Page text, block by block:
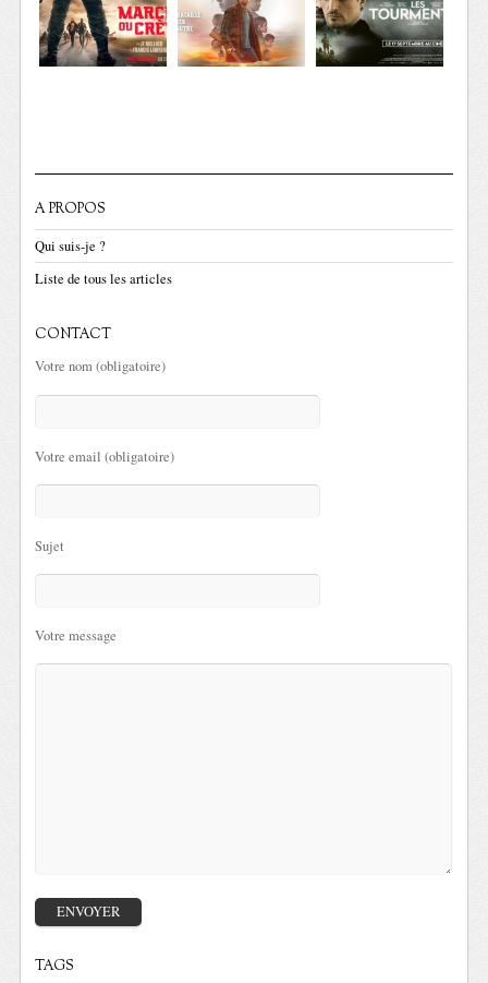
A PROPOS
Qui suis-je ?
Liste de tous les articles
CONTACT
Votre nom (obligatoire)
Votre email (obligatoire)
Sujet
Votre message
TAGS